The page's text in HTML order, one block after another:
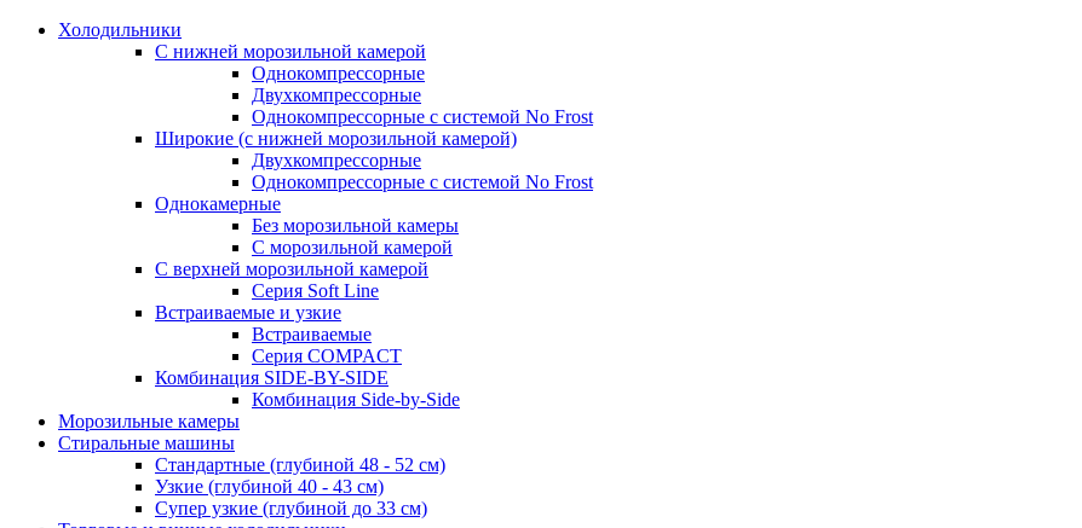
Холодильники
С нижней морозильной камерой
Однокомпрессорные
Двухкомпрессорные
Однокомпрессорные с системой No Frost
Широкие (с нижней морозильной камерой)
Двухкомпрессорные
Однокомпрессорные с системой No Frost
Однокамерные
Без морозильной камеры
С морозильной камерой
С верхней морозильной камерой
Серия Soft Line
Встраиваемые и узкие
Встраиваемые
Серия СOMPACT
Комбинация SIDE-BY-SIDE
Комбинация Side-by-Side
Морозильные камеры
Стиральные машины
Стандартные (глубиной 48 - 52 см)
Узкие (глубиной 40 - 43 см)
Супер узкие (глубиной до 33 см)